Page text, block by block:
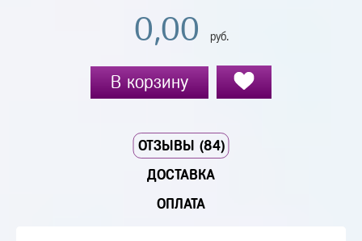
0,00 руб.
В корзину
ОТЗЫВЫ (84)
ДОСТАВКА
ОПЛАТА